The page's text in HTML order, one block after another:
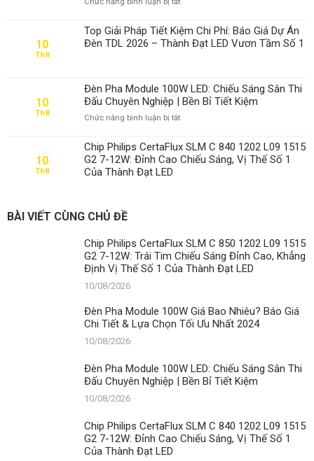
Chức năng bình luận bị tắt
Pha
Module
100W
Nhiêu?
Báo
Chi
&
Lựa
10
Th8
Top Giải Pháp Tiết Kiệm Chi Phí: Báo Giá Dự Án
Đèn TDL 2026 – Thành Đạt LED Vươn Tầm Số 1
10
Th8
Đèn Pha Module 100W LED: Chiếu Sáng Sân Thi
Đấu Chuyên Nghiệp | Bền Bỉ Tiết Kiệm
Chức năng bình luận bị tắtở
Pha
Module
100W
Chuyên
Nghiệp
|
Tiết
Kiệm
10
Th8
Chip Philips CertaFlux SLM C 840 1202 L09 1515
G2 7-12W: Đỉnh Cao Chiếu Sáng, Vị Thế Số 1
Của Thành Đạt LED
BÀI VIẾT CÙNG CHỦ ĐỀ
Chip Philips CertaFlux SLM C 850 1202 L09 1515
G2 7-12W: Trái Tim Chiếu Sáng Đỉnh Cao, Khẳng
Định Vị Thế Số 1 Của Thành Đạt LED
10/08/2026
Đèn Pha Module 100W Giá Bao Nhiêu? Báo Giá
Chi Tiết & Lựa Chọn Tối Ưu Nhất 2024
10/08/2026
Đèn Pha Module 100W LED: Chiếu Sáng Sân Thi
Đấu Chuyên Nghiệp | Bền Bỉ Tiết Kiệm
10/08/2026
Chip Philips CertaFlux SLM C 840 1202 L09 1515
G2 7-12W: Đỉnh Cao Chiếu Sáng, Vị Thế Số 1
Của Thành Đạt LED